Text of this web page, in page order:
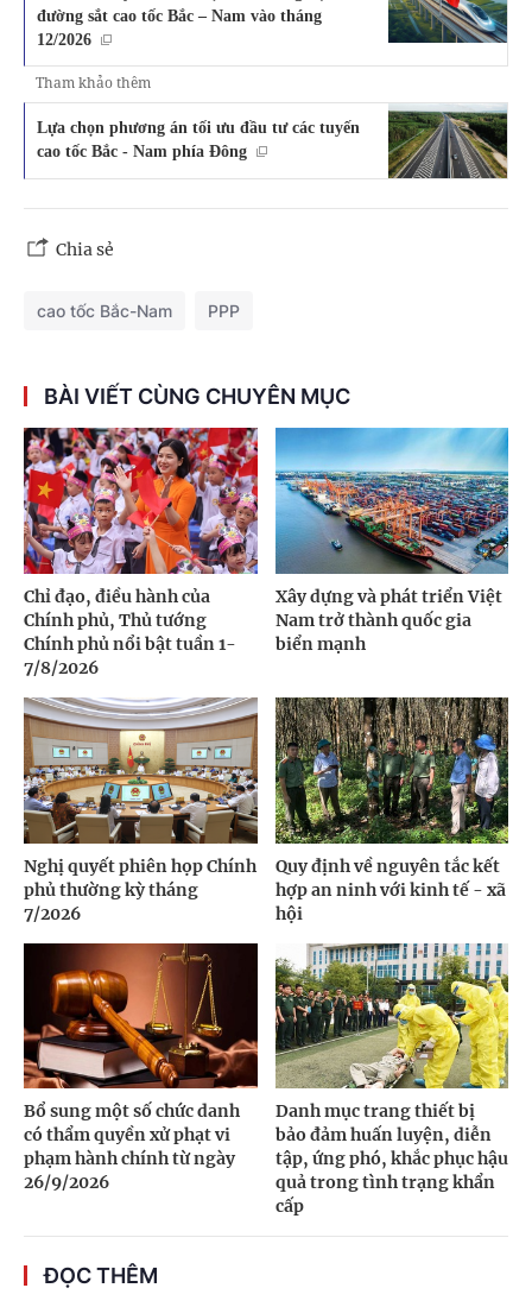
đường sắt cao tốc Bắc – Nam vào tháng
12/2026
Tham khảo thêm
Lựa chọn phương án tối ưu đầu tư các tuyến
cao tốc Bắc - Nam phía Đông
Chia sẻ
cao tốc Bắc-Nam PPP
BÀI VIẾT CÙNG CHUYÊN MỤC
Chỉ đạo, điều hành của
Chính phủ, Thủ tướng
Chính phủ nổi bật tuần 1-
7/8/2026
Xây dựng và phát triển Việt
Nam trở thành quốc gia
biển mạnh
Nghị quyết phiên họp Chính
phủ thường kỳ tháng
7/2026
Quy định về nguyên tắc kết
hợp an ninh với kinh tế - xã
hội
Bổ sung một số chức danh
có thẩm quyền xử phạt vi
phạm hành chính từ ngày
26/9/2026
Danh mục trang thiết bị
bảo đảm huấn luyện, diễn
tập, ứng phó, khắc phục hậu
quả trong tình trạng khẩn
cấp
ĐỌC THÊM